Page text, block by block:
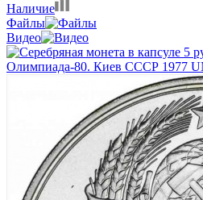
Наличие
Файлы
Видео